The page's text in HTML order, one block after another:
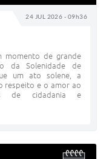
24 JUL 2026 - 09h36
momento de grande
da Solenidade de
um ato solene, a
respeito e o amor ao
de cidadania e